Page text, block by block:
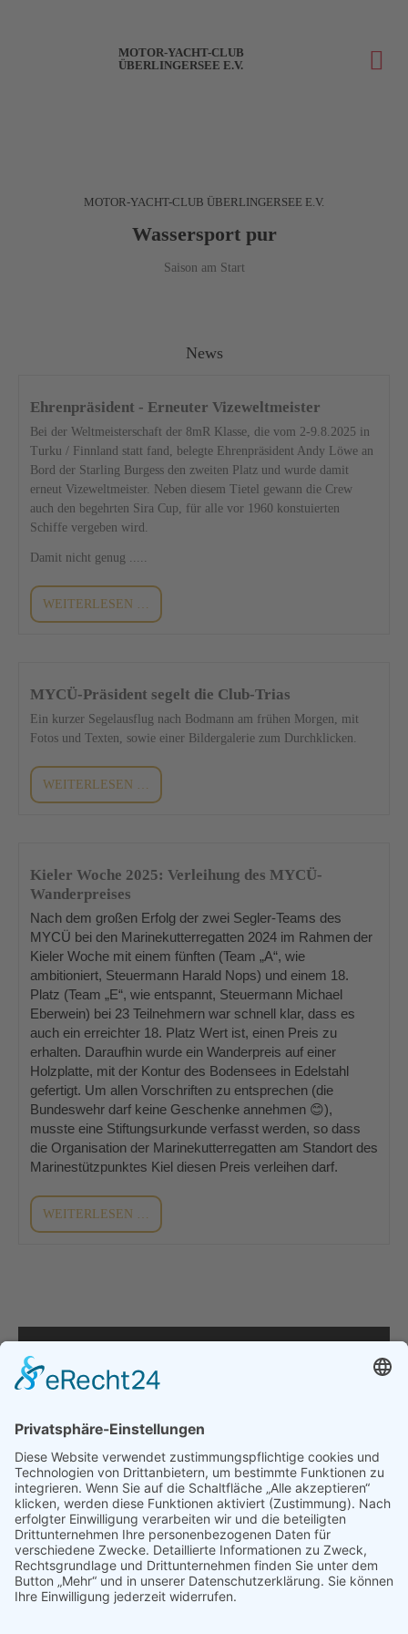
MOTOR-YACHT-CLUB
ÜBERLINGERSEE E.V.
MOTOR-YACHT-CLUB ÜBERLINGERSEE E.V.
Wassersport pur
Saison am Start
News
Ehrenpräsident - Erneuter Vizeweltmeister
Bei der Weltmeisterschaft der 8mR Klasse, die vom 2-9.8.2025 in
Turku / Finnland statt fand, belegte Ehrenpräsident Andy Löwe an
Bord der Starling Burgess den zweiten Platz und wurde damit
erneut Vizeweltmeister. Neben diesem Tietel gewann die Crew
auch den begehrten Sira Cup, für alle vor 1960 konstuierten
Schiffe vergeben wird.
Damit nicht genug .....
WEITERLESEN …
-
MYCÜ-Präsident segelt die Club-Trias
Ein kurzer Segelausflug nach Bodmann am frühen Morgen, mit
Fotos und Texten, sowie einer Bildergalerie zum Durchklicken.
WEITERLESEN …
Kieler Woche 2025: Verleihung des MYCÜ-
Wanderpreises
Nach dem großen Erfolg der zwei Segler-Teams des
MYCÜ bei den Marinekutterregatten 2024 im Rahmen der
Kieler Woche mit einem fünften (Team „A“, wie
ambitioniert, Steuermann Harald Nops) und einem 18.
Platz (Team „E“, wie entspannt, Steuermann Michael
Eberwein) bei 23 Teilnehmern war schnell klar, dass es
auch ein erreichter 18. Platz Wert ist, einen Preis zu
erhalten. Daraufhin wurde ein Wanderpreis auf einer
Holzplatte, mit der Kontur des Bodensees in Edelstahl
gefertigt. Um allen Vorschriften zu entsprechen (die
Bundeswehr darf keine Geschenke annehmen 😊),
die Organisation der Marinekutterregatten am Standort des
Marinestützpunktes Kiel diesen Preis verleihen darf.
WEITERLESEN …
WOCHE
WANDERPREISES
Wir benötigen Ihre Zustimmung, um
den YouTube Video-Service zu laden!
Wir verwenden einen Service eines
Dieser Service kann Daten zu Ihren
Aktivitäten sammeln. Bitte lesen Sie die
Details durch und stimmen Sie der Nutzung
des Service zu, um dieses Video anzusehen.
Mehr Informationen